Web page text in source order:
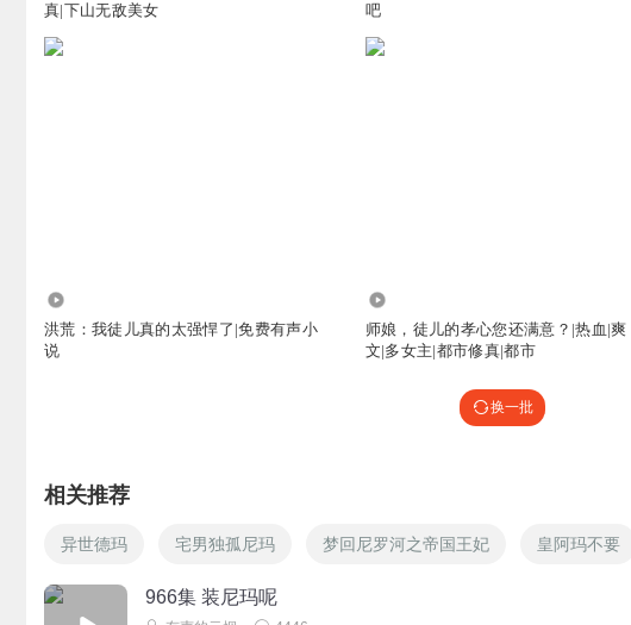
真|下山无敌美女
吧
洪荒：我徒儿真的太强悍了|免费有声小
说
师娘，徒儿的孝心您还满意？|热血|爽
文|多女主|都市修真|都市
换一批
相关推荐
异世德玛 宅男独孤尼玛 梦回尼罗河之帝国王妃 皇阿玛不要
966集 装尼玛呢